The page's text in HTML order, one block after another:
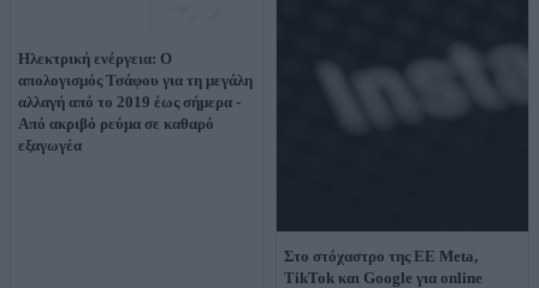
Ηλεκτρική ενέργεια: Ο
απολογισμός Τσάφου για τη μεγάλη
αλλαγή από το 2019 έως σήμερα -
Από ακριβό ρεύμα σε καθαρό
εξαγωγέα
Στο στόχαστρο της ΕΕ Meta,
TikTok και Google για online